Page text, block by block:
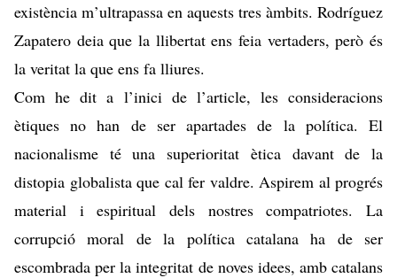
existència m’ultrapassa en aquests tres àmbits. Rodríguez
Zapatero deia que la llibertat ens feia vertaders, però és
la veritat la que ens fa lliures.
Com he dit a l’inici de l’article, les consideracions
ètiques no han de ser apartades de la política. El
nacionalisme té una superioritat ètica davant de la
distopia globalista que cal fer valdre. Aspirem al progrés
material i espiritual dels nostres compatriotes. La
corrupció moral de la política catalana ha de ser
escombrada per la integritat de noves idees, amb catalans